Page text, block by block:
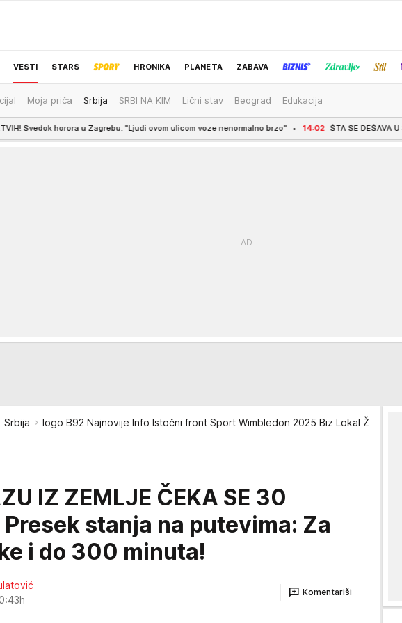
VESTI STARS HRONIKA PLANETA ZABAVA
REGION NEWS IZBOR UREDNIKA
Moja priča Srbija SRBI NA KIM Lični stav Beograd Edukacija
u Zagrebu: "Ljudi ovom ulicom voze nenormalno brzo" 14:02 ŠTA SE DEŠAVA U SLOVENIJI?
Srbija logo B92 Najnovije Info Istočni front Sport Wimbledon 2025 Biz Lokal Život
IZ ZEMLJE ČEKA SE 30
Presek stanja na putevima: Za
i do 300 minuta!
Komentariši